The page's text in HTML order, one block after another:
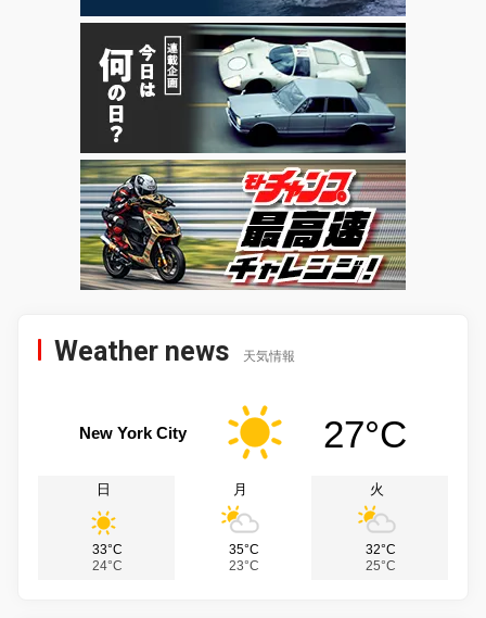
Weather news 天気情報
New York City 27°C
日
33°C
24°C
月
35°C
23°C
火
32°C
25°C